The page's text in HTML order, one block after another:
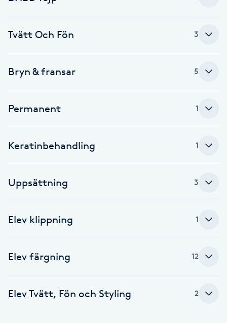
Damklippning
E
Enzympeeling
Extensions borttagning
Face framing
Tvätt Och Fön 3
Bryn & fransar 5
Permanent 1
Keratinbehandling 1
Uppsättning 3
Elev klippning 1
Elev färgning 12
Elev Tvätt, Fön och Styling 2